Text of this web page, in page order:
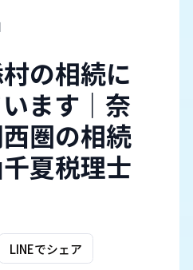
の相続に
ます｜奈
圏の相続
夏税理士
LINEでシェア